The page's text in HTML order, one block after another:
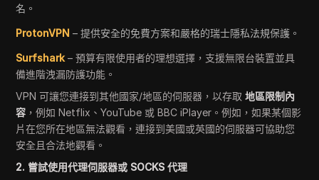
名。
ProtonVPN – 提供安全的免費方案和嚴格的瑞士隱私法規保護。
Surfshark – 預算有限使用者的理想選擇，支援無限台裝置並具
備進階洩漏防護功能。
VPN 可讓您連接到其他國家/地區的伺服器，以存取地區限制內
容 ，例如 Netflix、YouTube 或 BBC iPlayer。例如，如果某個影
片在您所在地區無法觀看，連接到美國或英國的伺服器可協助您
安全且合法地觀看。
2. 嘗試使用代理伺服器或 SOCKS 代理